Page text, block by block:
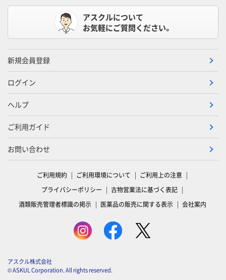
アスクルについて
お気軽にご質問ください。
新規会員登録
ログイン
ヘルプ
ご利用ガイド
お問い合わせ
ご利用規約 ご利用環境について
ご利用上の注意
プライバシーポリシー
古物営業法に基づく表記
酒類販売管理者標識の掲示
医薬品の販売に関する表示 会社案内
アスクル株式会社
© ASKUL Corporation. All rights reserved.